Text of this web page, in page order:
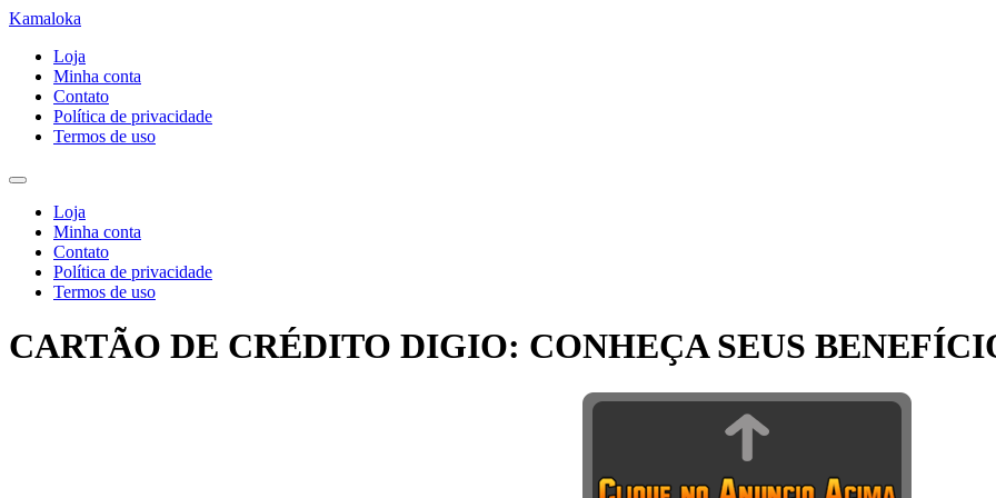
Kamaloka
Loja
Minha conta
Contato
Política de privacidade
Termos de uso
Loja
Minha conta
Contato
Política de privacidade
Termos de uso
CARTÃO DE CRÉDITO DIGIO: CONHEÇA SEUS